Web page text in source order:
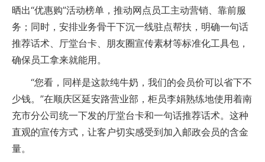
晒出“优惠购”活动榜单，推动网点员工主动营销、靠前服
务；同时，安排业务骨干下沉一线驻点帮扶，明确一句话
推荐话术、厅堂台卡、朋友圈宣传素材等标准化工具包，
确保员工拿来就能用。
“您看，同样是这款纯牛奶，我们的会员价可以省下不
少钱。”在顺庆区延安路营业部，柜员李娟熟练地使用着南
充市分公司统一下发的厅堂台卡和一句话推荐话术。这种
直观的宣传方式，让客户切实感受到加入邮政会员的含金
量。